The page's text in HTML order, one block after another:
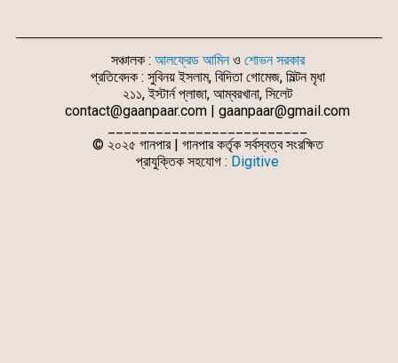
সঞ্চালক : আলফ্রেড আমিনও শোভন সরকার
প্রতিবেদক : সুবিনয় ইসলাম, বিদিতা গোমেজ, মিল্টন মৃধা
২১১, ইস্টার্ন প্লাজা, আম্বরখানা, সিলেট
contact@gaanpaar.com | gaanpaar@gmail.com
© ২০২৫ গানপার | গানপার কর্তৃক সর্বস্বত্ব সংরক্ষিত
প্রাযুক্তিক সহযোগ : Digitive